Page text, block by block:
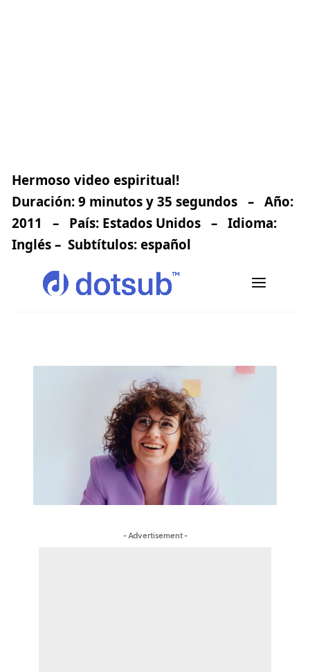
Hermoso video espiritual!
Duración: 9 minutos y 35 segundos – Año:
2011 – País: Estados Unidos – Idioma:
Inglés – Subtítulos:español
- Advertisement -